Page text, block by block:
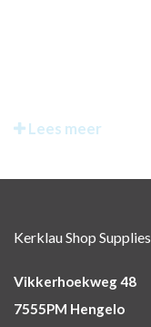
Lees meer
Kerklau Shop Supplies
Vikkerhoekweg 48
7555PM Hengelo